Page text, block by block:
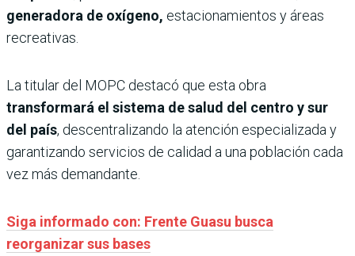
generadora de oxígeno, estacionamientos y áreas
recreativas.
La titular del MOPC destacó que esta obra
transformará el sistema de salud del centro y sur
del país, descentralizando la atención especializada y
garantizando servicios de calidad a una población cada
vez más demandante.
Siga informado con: Frente Guasu busca
reorganizar sus bases